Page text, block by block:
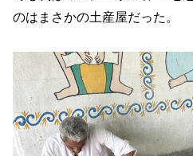
のはまさかの土産屋だった。